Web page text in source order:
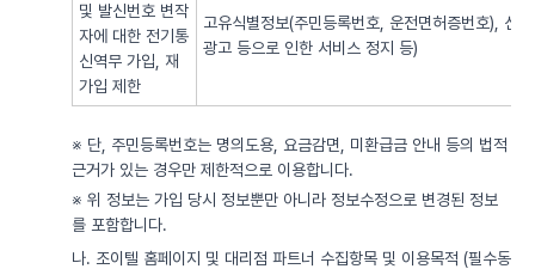
및 발신번호 변작
자에 대한 전기통
신역무 가입, 재
가입 제한
고유식별정보(주민등록번호, 운전면허증번호), 신
광고 등으로 인한 서비스 정지 등)
※ 단, 주민등록번호는 명의도용, 요금감면, 미환급금 안내 등의 법적
근거가 있는 경우만 제한적으로 이용합니다.
※ 위 정보는 가입 당시 정보뿐만 아니라 정보수정으로 변경된 정보
를 포함합니다.
나. 조이텔 홈페이지 및 대리점 파트너 수집항목 및 이용목적 (필수동